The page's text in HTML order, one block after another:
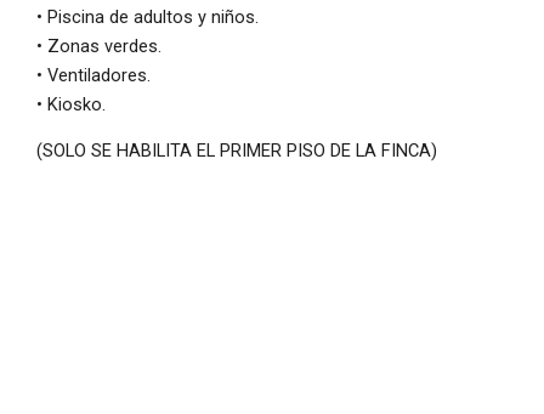
• Piscina de adultos y niños.
• Zonas verdes.
• Ventiladores.
• Kiosko.
(SOLO SE HABILITA EL PRIMER PISO DE LA FINCA)